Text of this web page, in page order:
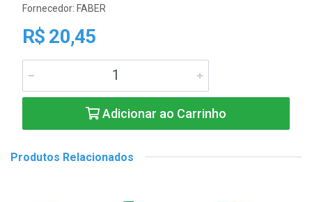
Fornecedor: FABER
R$ 20,45
Adicionar ao Carrinho
Produtos Relacionados